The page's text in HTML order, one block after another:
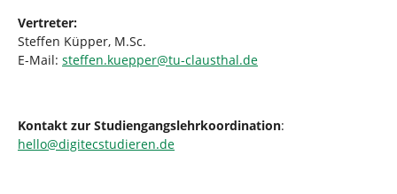
Vertreter:
Steffen Küpper, M.Sc.
E-Mail: steffen.kuepper@tu-clausthal.de
Kontakt zur Studiengangslehrkoordination:
hello@digitecstudieren.de